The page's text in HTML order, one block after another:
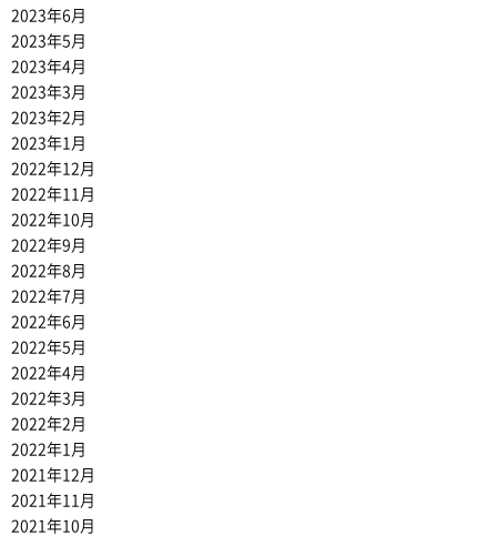
2023年6月
2023年5月
2023年4月
2023年3月
2023年2月
2023年1月
2022年12月
2022年11月
2022年10月
2022年9月
2022年8月
2022年7月
2022年6月
2022年5月
2022年4月
2022年3月
2022年2月
2022年1月
2021年12月
2021年11月
2021年10月